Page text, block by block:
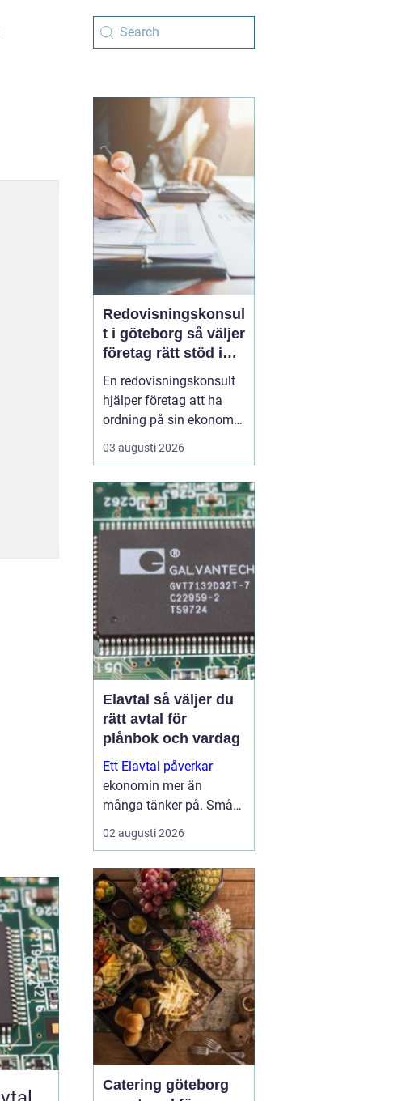
Redovisningskonsul
t i göteborg så väljer
företag rätt stöd i
ekonomin
En redovisningskonsult
hjälper företag att ha
ordning på sin ekonomi,
följa lagar och ta klokare
beslut med hjälp av
ägarledda bolag i
Göteborg är en kunnig
skillnaden mellan stress
och kontroll i vardagen...
03 augusti 2026
Elavtal så väljer du
rätt avtal för
plånbok och vardag
Ett Elavtal påverkar
ekonomin mer än
många tänker på. Små
skillnader i pris,
bindningstid och villkor
ett år. Samtidigt har
elmarknaden blivit mer
komplex, med timp...
02 augusti 2026
Catering göteborg